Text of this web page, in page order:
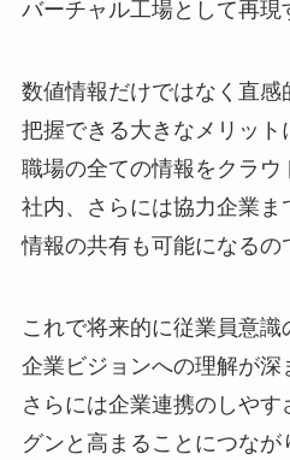
バーチャル工場として再現
数値情報だけではなく直感
把握できる大きなメリット
職場の全ての情報をクラウ
社内、さらには協力企業ま
情報の共有も可能になるの
これで将来的に従業員意識
企業ビジョンへの理解が深
さらには企業連携のしやす
グンと高まることにつなが